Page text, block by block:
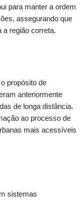
para manter a ordem
assegurando que
região correta.
propósito de
anteriormente
de longa distância.
ao processo de
mais acessíveis
sistemas